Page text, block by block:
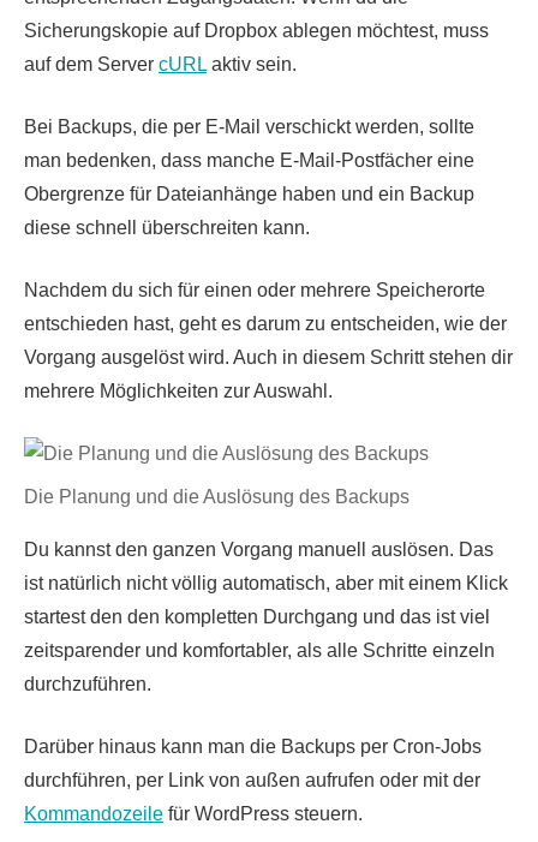
Sicherungskopie auf Dropbox ablegen möchtest, muss
auf dem Server cURL aktiv sein.
Bei Backups, die per E-Mail verschickt werden, sollte
man bedenken, dass manche E-Mail-Postfächer eine
Obergrenze für Dateianhänge haben und ein Backup
diese schnell überschreiten kann.
Nachdem du sich für einen oder mehrere Speicherorte
entschieden hast, geht es darum zu entscheiden, wie der
Vorgang ausgelöst wird. Auch in diesem Schritt stehen dir
mehrere Möglichkeiten zur Auswahl.
Die Planung und die Auslösung des Backups
Du kannst den ganzen Vorgang manuell auslösen. Das
ist natürlich nicht völlig automatisch, aber mit einem Klick
startest den den kompletten Durchgang und das ist viel
zeitsparender und komfortabler, als alle Schritte einzeln
durchzuführen.
Darüber hinaus kann man die Backups per Cron-Jobs
durchführen, per Link von außen aufrufen oder mit der
Kommandozeile für WordPress steuern.